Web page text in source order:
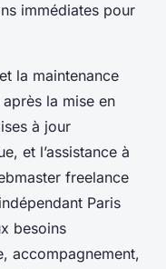
immédiates pour
et la maintenance
la mise en
à jour
et l’assistance à
freelance
Paris
besoins
accompagnement,